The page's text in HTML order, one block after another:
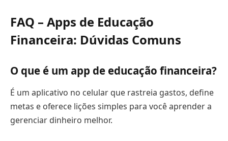
FAQ – Apps de Educação
Financeira: Dúvidas Comuns
O que é um app de educação financeira?
É um aplicativo no celular que rastreia gastos, define
metas e oferece lições simples para você aprender a
gerenciar dinheiro melhor.